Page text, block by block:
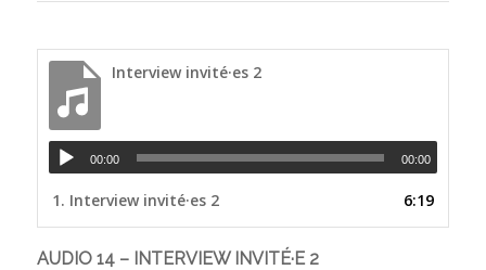
Interview invité·es 2
00:00 00:00
1. Interview invité·es 2 6:19
AUDIO 14 – INTERVIEW INVITÉ·E 2